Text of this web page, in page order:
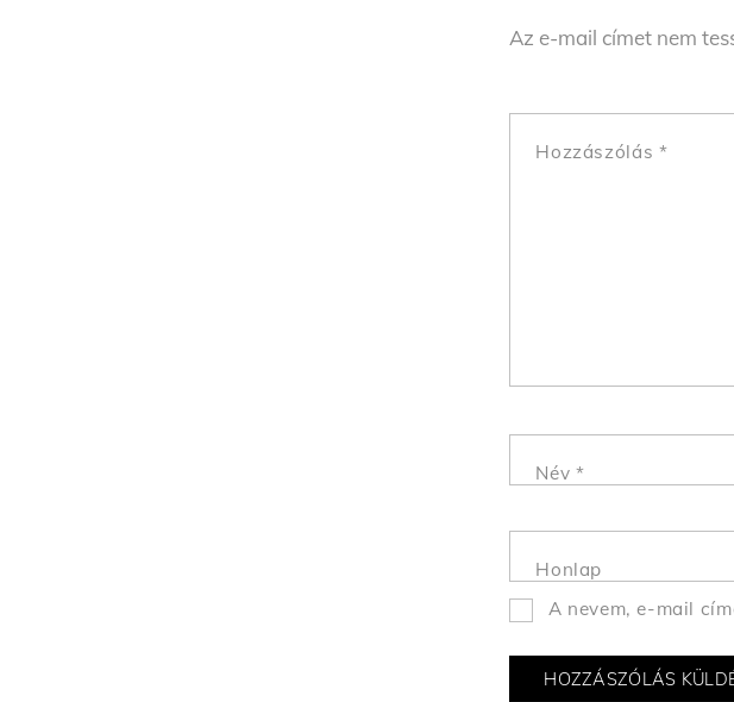
Az e-mail címet nem
Hozzászólás *
Név *
Honlap
A nevem, e-mail